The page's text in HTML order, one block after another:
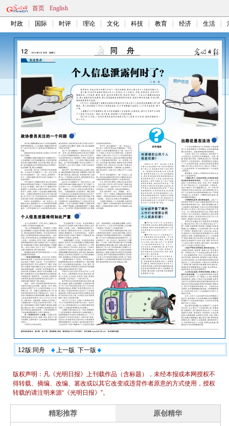
首页 English
时政 国际 时评 理论 文化 科技 教育 经济 生活
12版:同舟 上一版 下一版